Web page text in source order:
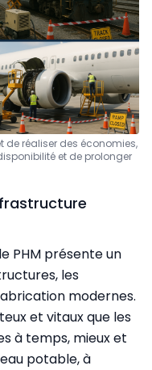
de réaliser des économies,
et de prolonger
PHM présente un
les
modernes.
et vitaux que les
à temps, mieux et
potable, à